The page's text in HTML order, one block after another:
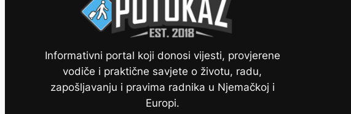
Informativni portal koji donosi vijesti, provjerene
vodiče i praktične savjete o životu, radu,
zapošljavanju i pravima radnika u Njemačkoj i
Europi.